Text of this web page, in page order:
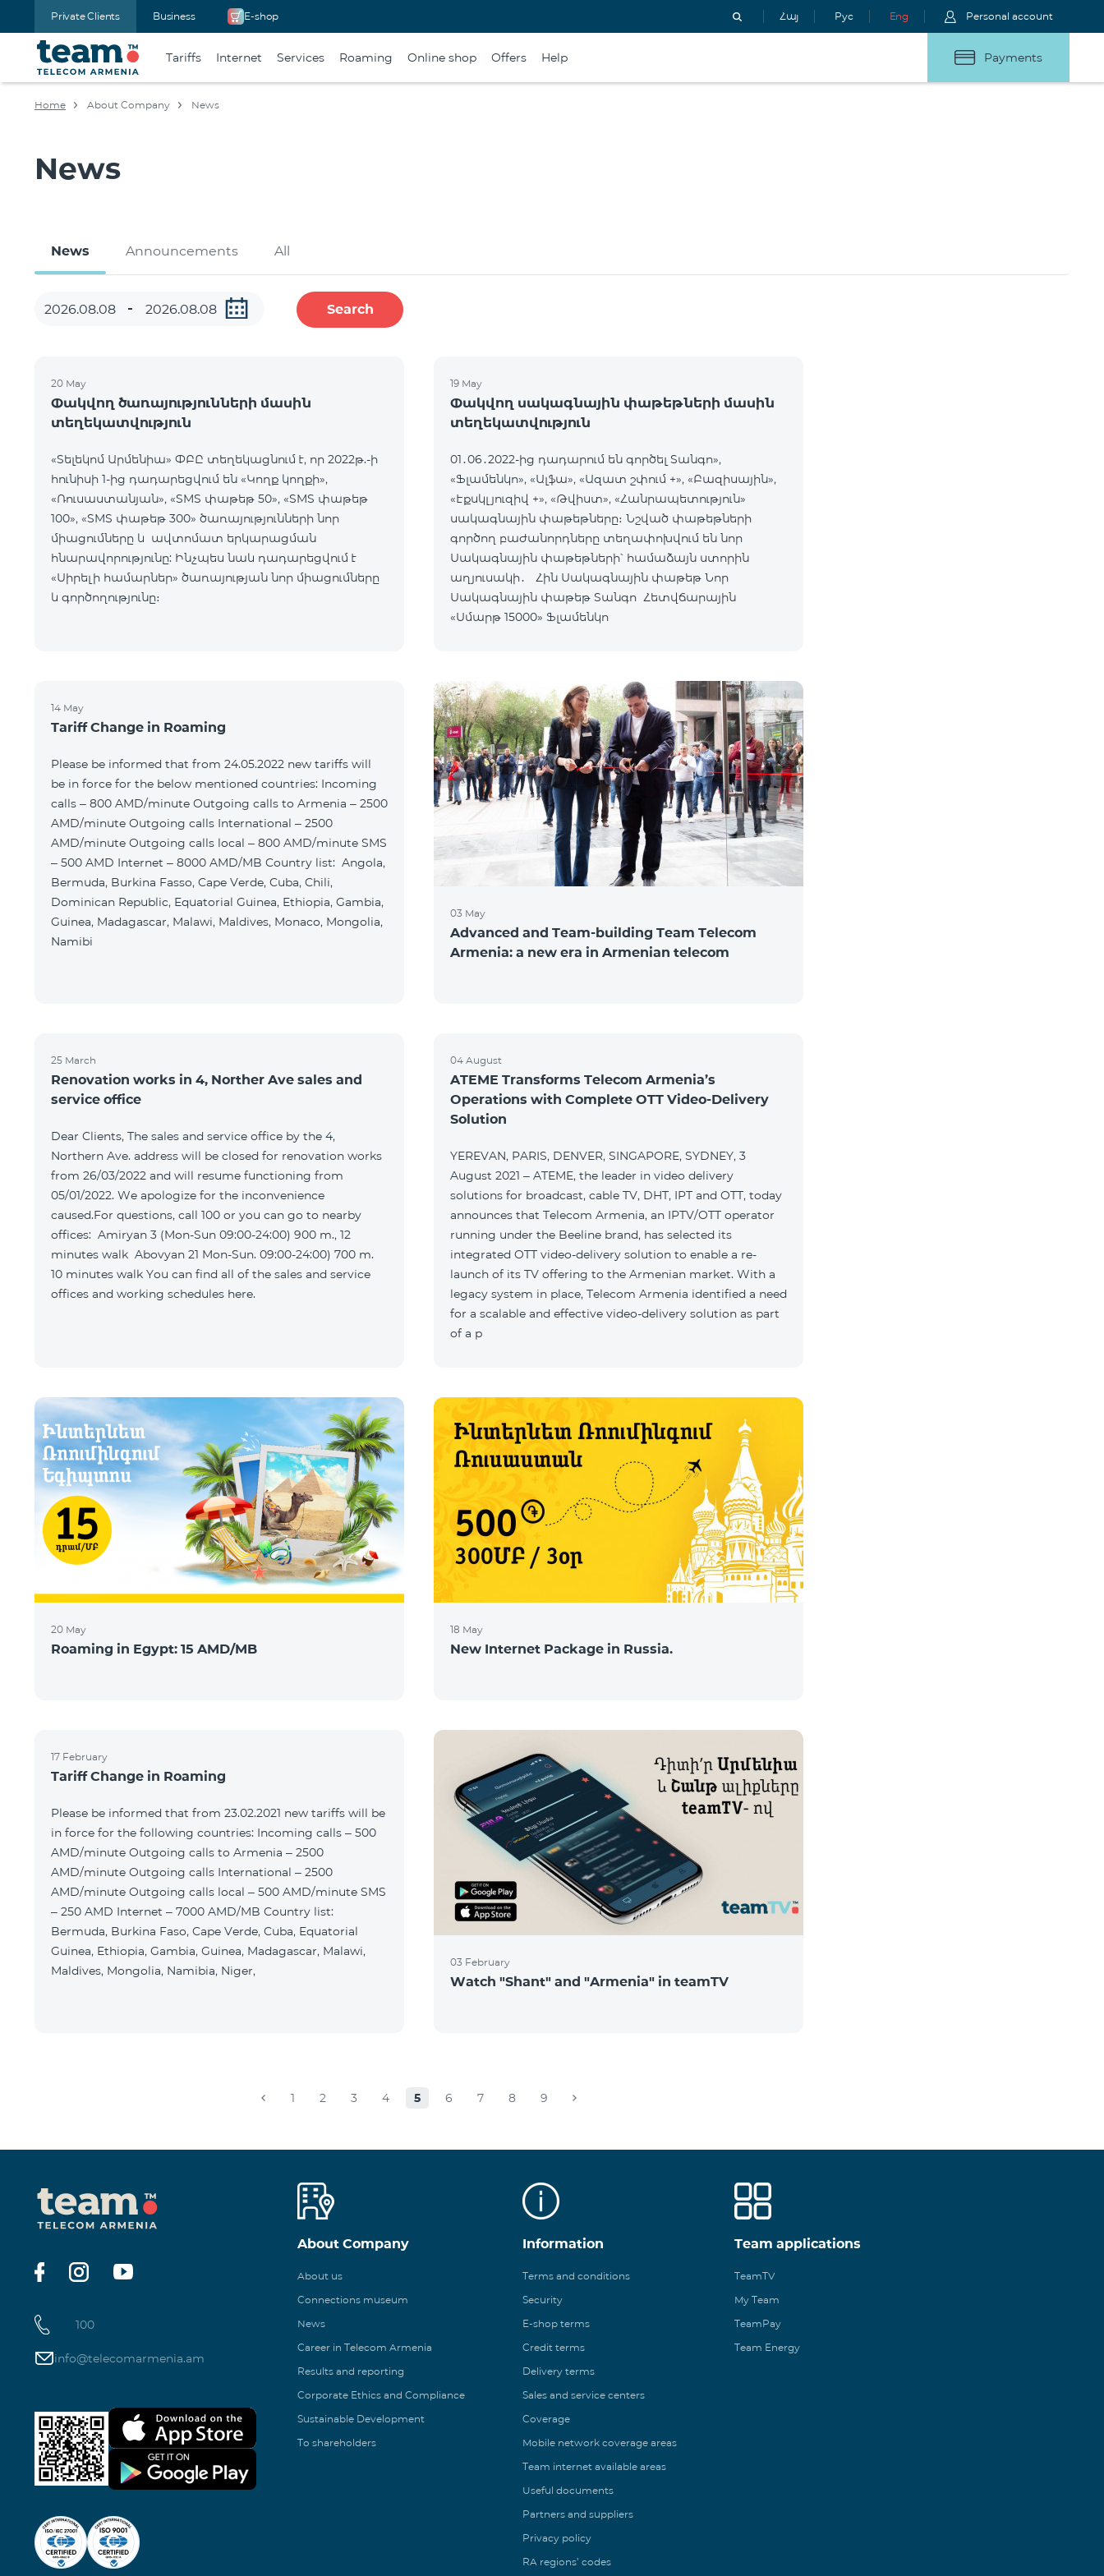
Private Clients Business E-shop Հայ Рус Eng Personal account
Tariffs Internet Services Roaming Online shop Offers Help Payments
Home About Company News
News
News Announcements All
Search
20 May
Փակվող ծառայությունների մասին
տեղեկատվություն
«Տելեկոմ Արմենիա» ՓԲԸ տեղեկացնում է, որ 2022թ.-ի
հունիսի 1-ից դադարեցվում են «Կողք կողքի»,
«Ռուսաստանյան», «SMS փաթեթ 50», «SMS փաթեթ
100», «SMS փաթեթ 300» ծառայությունների նոր
միացումները և ավտոմատ երկարացման
հնարավորությունը: Ինչպես նաև դադարեցվում է
«Սիրելի համարներ» ծառայության նոր միացումները
և գործողությունը։
19 May
Փակվող սակագնային փաթեթների մասին
տեղեկատվություն
01․06․2022-ից դադարում են գործել Տանգո»,
«Ֆլամենկո», «Ալֆա», «Ազատ շփում +», «Բազիսային»,
«Էքսկլյուզիվ +», «Թվիստ», «Հանրապետություն»
սակագնային փաթեթները։ Նշված փաթեթների
գործող բաժանորդները տեղափոխվում են նոր
Սակագնային փաթեթների՝ համաձայն ստորին
աղյուսակի․ Հին Սակագնային փաթեթ Նոր
Սակագնային փաթեթ Տանգո Հետվճարային
«Սմարթ 15000» Ֆլամենկո
14 May
Tariff Change in Roaming
Please be informed that from 24.05.2022 new tariffs will
be in force for the below mentioned countries: Incoming
calls – 800 AMD/minute Outgoing calls to Armenia – 2500
AMD/minute Outgoing calls International – 2500
AMD/minute Outgoing calls local – 800 AMD/minute SMS
– 500 AMD Internet – 8000 AMD/MB Country list: Angola,
Bermuda, Burkina Fasso, Cape Verde, Cuba, Chili,
Dominican Republic, Equatorial Guinea, Ethiopia, Gambia,
Guinea, Madagascar, Malawi, Maldives, Monaco, Mongolia,
Namibi
03 May
Advanced and Team-building Team Telecom
Armenia: a new era in Armenian telecom
25 March
Renovation works in 4, Norther Ave sales and
service office
Dear Clients, The sales and service office by the 4,
Northern Ave. address will be closed for renovation works
from 26/03/2022 and will resume functioning from
05/01/2022. We apologize for the inconvenience
caused.For questions, call 100 or you can go to nearby
offices: Amiryan 3 (Mon-Sun 09:00-24:00) 900 m., 12
minutes walk Abovyan 21 Mon-Sun. 09:00-24:00) 700 m.
10 minutes walk You can find all of the sales and service
offices and working schedules here.
04 August
ATEME Transforms Telecom Armenia’s
Operations with Complete OTT Video-Delivery
Solution
YEREVAN, PARIS, DENVER, SINGAPORE, SYDNEY, 3
August 2021 – ATEME, the leader in video delivery
solutions for broadcast, cable TV, DHT, IPT and OTT, today
announces that Telecom Armenia, an IPTV/OTT operator
running under the Beeline brand, has selected its
integrated OTT video-delivery solution to enable a re-
launch of its TV offering to the Armenian market. With a
legacy system in place, Telecom Armenia identified a need
for a scalable and effective video-delivery solution as part
of a p
20 May
Roaming in Egypt: 15 AMD/MB
18 May
New Internet Package in Russia.
17 February
Tariff Change in Roaming
Please be informed that from 23.02.2021 new tariffs will be
in force for the following countries: Incoming calls – 500
AMD/minute Outgoing calls to Armenia – 2500
AMD/minute Outgoing calls International – 2500
AMD/minute Outgoing calls local – 500 AMD/minute SMS
– 250 AMD Internet – 7000 AMD/MB Country list:
Bermuda, Burkina Faso, Cape Verde, Cuba, Equatorial
Guinea, Ethiopia, Gambia, Guinea, Madagascar, Malawi,
Maldives, Mongolia, Namibia, Niger,
03 February
Watch "Shant" and "Armenia" in teamTV
1 2 3 4 5 6 7 8 9
100
info@telecomarmenia.am
About Company
About us
Connections museum
News
Career in Telecom Armenia
Results and reporting
Corporate Ethics and Compliance
Sustainable Development
To shareholders
Information
Terms and conditions
Security
E-shop terms
Credit terms
Delivery terms
Sales and service centers
Coverage
Mobile network coverage areas
Team internet available areas
Useful documents
Partners and suppliers
Privacy policy
RA regions’ codes
Team applications
TeamTV
My Team
TeamPay
Team Energy